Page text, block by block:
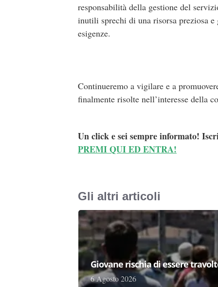
responsabilità della gestione del
inutili sprechi di una risorsa preziosa
esigenze.
Continueremo a vigilare e a
finalmente risolte nell’interesse della
Un click e sei sempre informato!
PREMI QUI ED ENTRA!
Gli altri articoli
Giovane rischia di essere
6 Agosto 2026